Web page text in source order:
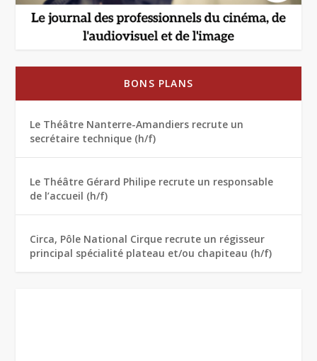
BONS PLANS
Le Théâtre Nanterre-Amandiers recrute un
secrétaire technique (h/f)
Le Théâtre Gérard Philipe recrute un responsable
de l’accueil (h/f)
Circa, Pôle National Cirque recrute un régisseur
principal spécialité plateau et/ou chapiteau (h/f)